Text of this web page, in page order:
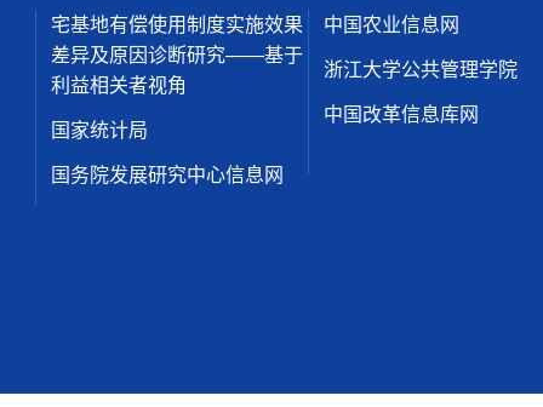
宅基地有偿使用制度实施效果
差异及原因诊断研究——基于
利益相关者视角
国家统计局
国务院发展研究中心信息网
中国农业信息网
浙江大学公共管理学院
中国改革信息库网